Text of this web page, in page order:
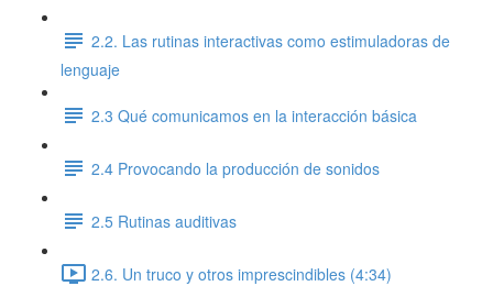
2.2. Las rutinas interactivas como estimuladoras de
lenguaje
2.3 Qué comunicamos en la interacción básica
2.4 Provocando la producción de sonidos
2.5 Rutinas auditivas
2.6. Un truco y otros imprescindibles (4:34)